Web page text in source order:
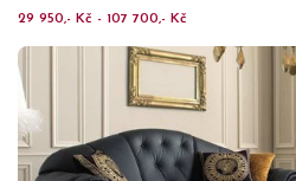
29 950,- Kč - 107 700,- Kč